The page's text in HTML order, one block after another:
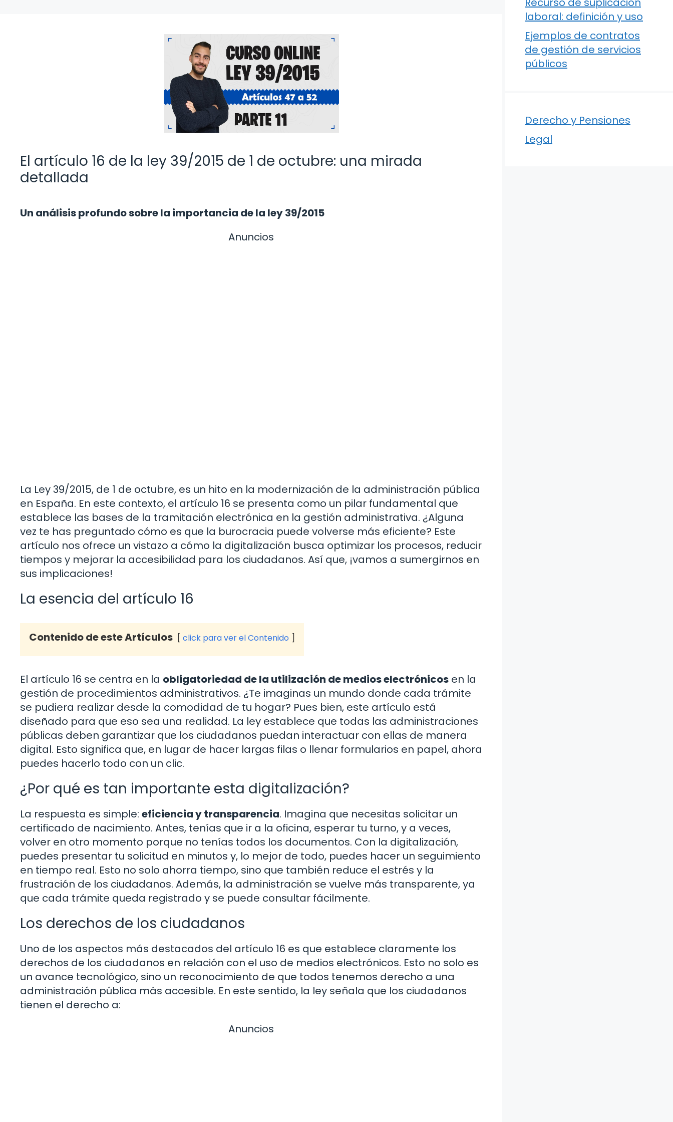
El artículo 16 de la ley 39/2015 de 1 de octubre: una mirada
detallada
Un análisis profundo sobre la importancia de la ley 39/2015
Anuncios
La Ley 39/2015, de 1 de octubre, es un hito en la modernización de la administración pública
en España. En este contexto, el artículo 16 se presenta como un pilar fundamental que
establece las bases de la tramitación electrónica en la gestión administrativa. ¿Alguna
vez te has preguntado cómo es que la burocracia puede volverse más eficiente? Este
artículo nos ofrece un vistazo a cómo la digitalización busca optimizar los procesos, reducir
tiempos y mejorar la accesibilidad para los ciudadanos. Así que, ¡vamos a sumergirnos en
sus implicaciones!
La esencia del artículo 16
Contenido de este Artículos click para ver el Contenido
El artículo 16 se centra en la obligatoriedad de la utilización de medios electrónicos en la
gestión de procedimientos administrativos. ¿Te imaginas un mundo donde cada trámite
se pudiera realizar desde la comodidad de tu hogar? Pues bien, este artículo está
diseñado para que eso sea una realidad. La ley establece que todas las administraciones
públicas deben garantizar que los ciudadanos puedan interactuar con ellas de manera
digital. Esto significa que, en lugar de hacer largas filas o llenar formularios en papel, ahora
puedes hacerlo todo con un clic.
¿Por qué es tan importante esta digitalización?
La respuesta es simple: eficiencia y transparencia. Imagina que necesitas solicitar un
certificado de nacimiento. Antes, tenías que ir a la oficina, esperar tu turno, y a veces,
volver en otro momento porque no tenías todos los documentos. Con la digitalización,
puedes presentar tu solicitud en minutos y, lo mejor de todo, puedes hacer un seguimiento
en tiempo real. Esto no solo ahorra tiempo, sino que también reduce el estrés y la
frustración de los ciudadanos. Además, la administración se vuelve más transparente, ya
que cada trámite queda registrado y se puede consultar fácilmente.
Los derechos de los ciudadanos
Uno de los aspectos más destacados del artículo 16 es que establece claramente los
derechos de los ciudadanos en relación con el uso de medios electrónicos. Esto no solo es
un avance tecnológico, sino un reconocimiento de que todos tenemos derecho a una
administración pública más accesible. En este sentido, la ley señala que los ciudadanos
tienen el derecho a:
Anuncios
laboral: definición y uso
Ejemplos de contratos
de gestión de servicios
públicos
Derecho y Pensiones
Legal